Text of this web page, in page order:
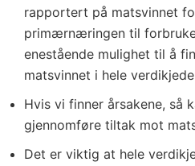
rapportert på matsvinnet
primærnæringen til
enestående mulighet til å
matsvinnet i hele
Hvis vi finner årsakene, så
gjennomføre tiltak mot
Det er viktig at hele